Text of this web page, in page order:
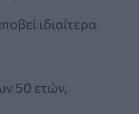
ιδιαίτερα
50 ετών,